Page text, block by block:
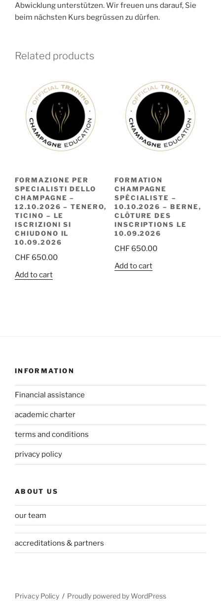
Abwicklung unterstützen. Wir freuen uns darauf, Sie
beim nächsten Kurs begrüssen zu dürfen.
Related products
FORMAZIONE PER
SPECIALISTI DELLO
CHAMPAGNE –
12.10.2026 – TENERO,
TICINO – LE
ISCRIZIONI SI
CHIUDONO IL
10.09.2026
CHF 650.00
Add to cart
FORMATION
CHAMPAGNE
SPÉCIALISTE –
10.10.2026 – BERNE,
CLÔTURE DES
INSCRIPTIONS LE
10.09.2026
CHF650.00
Add to cart
INFORMATION
Financial assistance
academic charter
terms and conditions
privacy policy
ABOUT US
our team
accreditations & partners
Privacy Policy Proudly powered by WordPress